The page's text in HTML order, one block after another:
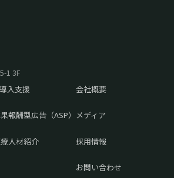
1 3F
入支援
報酬型広告（ASP）
人材紹介
会社概要
メディア
採用情報
お問い合わせ